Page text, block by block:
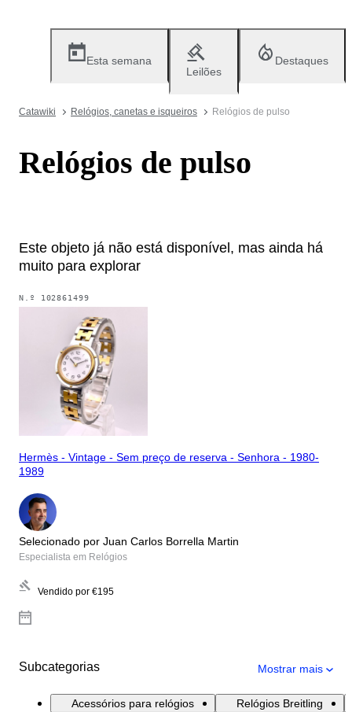
Esta semana
Leilões
Destaques
Catawiki Relógios, canetas e isqueiros Relógios de pulso
Relógios de pulso
Este objeto já não está disponível, mas ainda há
muito para explorar
N.º 102861499
Hermès - Vintage - Sem preço de reserva - Senhora - 1980-
1989
Selecionado por Juan Carlos Borrella Martin
Especialista em Relógios
Vendido por €195
Subcategorias Mostrar mais
Acessórios para relógios Relógios Breitling